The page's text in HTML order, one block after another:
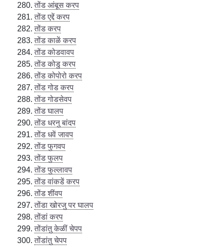
तोंड आंबूस करप
तोंड एद्दें करप
तोंड करप
तोंड काळें करप
तोंड कोडवावप
तोंड कोडु करप
तोंड कोपोरो करप
तोंड गोड करप
तोंड गोडसेवप
तोंड घालप
तोंड धरनु बांदप
तोंड धवें जावप
तोंड फुगवप
तोंड फुलप
तोंड फुल्लावप
तोंड वांकडें करप
तोंड शींवप
तोंडा खोरजु पर घालप
तोंडां करप
तोंडांतु केळीं चेपप
तोंडांतु चेपप